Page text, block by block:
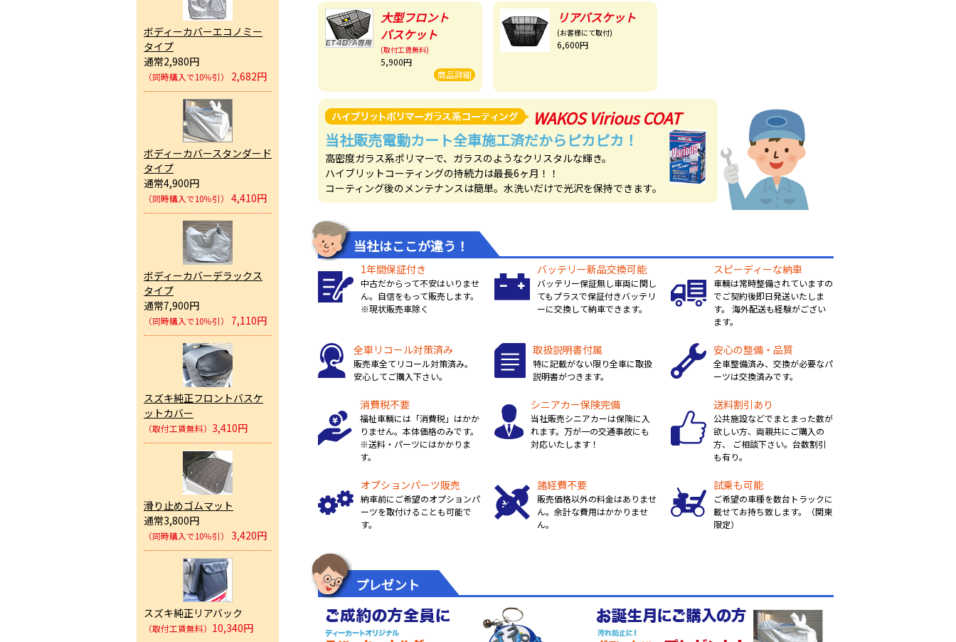
大型フロント
バスケット
(取付工賃無料)
5,900円
商品詳細
リアバスケット
(お客様にて取付)
6,600円
WAKOS Virious COAT
当社販売電動カート全車施工済だからピカピカ！
高密度ガラス系ポリマーで、ガラスのようなクリスタルな輝き。
ハイブリットコーティングの持続力は最長6ヶ月！！
コーティング後のメンテナンスは簡単。水洗いだけで光沢を保持できます。
当社はここが違う！
1年間保証付き
中古だからって不安はいりませ
ん。自信をもって販売します。
※現状販売車除く
バッテリー新品交換可能
バッテリー保証無し車両に関し
てもプラスで保証付きバッテリ
ーに交換して納車できます。
スピーディーな納車
車輌は常時整備されていますの
でご契約後即日発送いたしま
す。 海外配送も経験がござい
ます。
全車リコール対策済み
販売車全てリコール対策済み。
安心してご購入下さい。
取扱説明書付属
特に記載がない限り全車に取扱
説明書がつきます。
安心の整備・品質
全車整備済み、交換が必要なパ
ーツは交換済みです。
消費税不要
福祉車輌には「消費税」はかか
りません。本体価格のみです。
※送料・パーツにはかかりま
す。
シニアカー保険完備
当社販売シニアカーは保険に入
れます。万が一の交通事故にも
対応いたします！
送料割引あり
公共施設などでまとまった数が
欲しい方、両親共にご購入の
方、 ご相談下さい。台数割引
も有り。
オプションパーツ販売
納車前にご希望のオプションパ
ーツを取付けることも可能で
す。
諸経費不要
販売価格以外の料金はありませ
ん。余計な費用はかかりませ
ん。
試乗も可能
ご希望の車種を数台トラックに
載せてお持ち致します。（関東
限定）
プレゼント
ボディーカバーエコノミー
タイプ
通常2,980円
（同時購入で10％引） 2,682円
ボディーカバースタンダード
タイプ
通常4,900円
（同時購入で10％引） 4,410円
ボディーカバーデラックス
タイプ
通常7,900円
（同時購入で10％引） 7,110円
スズキ純正フロントバスケ
ットカバー
（取付工賃無料） 3,410円
滑り止めゴムマット
通常3,800円
（同時購入で10％引） 3,420円
スズキ純正リアバック
（取付工賃無料） 10,340円